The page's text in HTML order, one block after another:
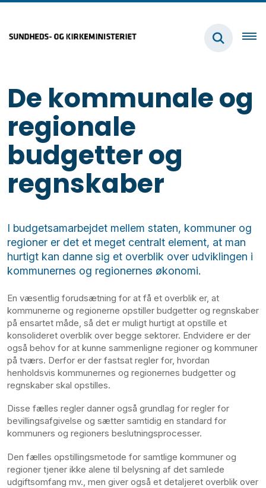
De kommunale og
regionale
budgetter og
regnskaber
I budgetsamarbejdet mellem staten, kommuner og
regioner er det et meget centralt element, at man
hurtigt kan danne sig et overblik over udviklingen i
kommunernes og regionernes økonomi.
En væsentlig forudsætning for at få et overblik er, at
kommunerne og regionerne opstiller budgetter og regnskaber
på ensartet måde, så det er muligt hurtigt at opstille et
konsolideret overblik over begge sektorer. Endvidere er der
også behov for at kunne sammenligne regioner og kommuner
på tværs. Derfor er der fastsat regler for, hvordan
henholdsvis kommunernes og regionernes budgetter og
regnskaber skal opstilles.
Disse fælles regler danner også grundlag for regler for
bevillingsafgivelse og sætter samtidig en standard for
kommuners og regioners beslutningsprocesser.
Den fælles opstillingsmetode for samtlige kommuner og
regioner tjener ikke alene til belysning af det samlede
udgiftsomfang mv., men giver også et detaljeret overblik over